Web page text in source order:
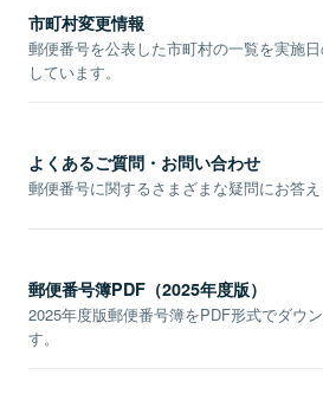
市町村変更情報
郵便番号を公表した市町村の一覧を実施
しています。
よくあるご質問・お問い合わせ
郵便番号に関するさまざまな疑問にお答え
郵便番号簿PDF（2025年度版）
2025年度版郵便番号簿をPDF形式でダウ
す。